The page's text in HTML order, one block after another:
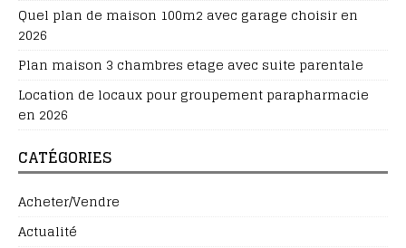
Quel plan de maison 100m2 avec garage choisir en
2026
Plan maison 3 chambres etage avec suite parentale
Location de locaux pour groupement parapharmacie
en 2026
CATÉGORIES
Acheter/Vendre
Actualité